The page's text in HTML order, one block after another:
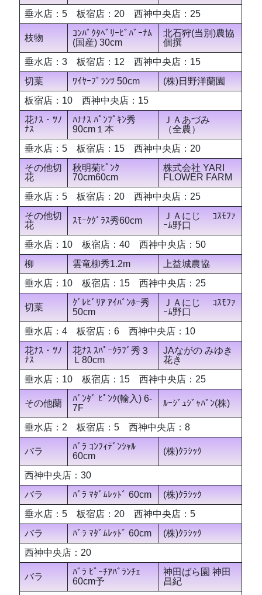
垂水店：5 板宿店：20 西神中央店：25
枝物
ｺﾝﾊﾟｸﾀﾍﾞﾘｰﾋﾞﾊﾞｰﾅﾑ
(国産) 30cm
北石狩(当別)農協
個撰
垂水店：3 板宿店：12 西神中央店：15
切葉
ﾜｲﾔｰﾌﾟﾗﾝﾂ 50cm
(株)日野洋蘭園
板宿店：10 西神中央店：15
花ﾅｽ・ﾂﾉ
ﾅｽ
ﾊﾅﾅｽ ﾊﾟﾝﾌﾟｷﾝ秀
90cm１本
ＪＡあづみ
（全農）
垂水店：5 板宿店：15 西神中央店：20
その他切
花
秋明菊ﾋﾟﾝｸ
70cm60cm
株式会社 YARI
FLOWER FARM
垂水店：5 板宿店：20 西神中央店：25
その他切
花
ｽﾓｰｸｸﾞﾗｽ秀60cm
ＪＡにじ ｺｽﾓﾌｧ
ｰﾑ野口
垂水店：10 板宿店：40 西神中央店：50
柳
雲竜柳秀1.2m
上益城農協
垂水店：10 板宿店：15 西神中央店：25
切葉
ｸﾞﾚﾋﾞﾘｱ ｱｲﾊﾞﾝﾎｰ秀
50cm
ＪＡにじ ｺｽﾓﾌｧ
ｰﾑ野口
垂水店：4 板宿店：6 西神中央店：10
花ﾅｽ・ﾂﾉ
ﾅｽ
花ﾅｽ ｽﾊﾟｰｸﾗﾌﾞ秀３
Ｌ80cm
JAながの みゆき
花き
垂水店：10 板宿店：15 西神中央店：25
その他蘭
ﾊﾞﾝﾀﾞ ﾋﾟﾝｸ(輸入) 6-
7F
ﾙｰｼﾞｭｼﾞｬﾊﾟﾝ(株)
垂水店：2 板宿店：5 西神中央店：8
バラ
ﾊﾞﾗ ｺﾝﾌｨﾃﾞﾝｼｬﾙ
60cm
(株)ｸﾗｼｯｸ
西神中央店：30
バラ
ﾊﾞﾗ ﾏﾀﾞﾑﾚｯﾄﾞ 60cm
(株)ｸﾗｼｯｸ
垂水店：5 板宿店：20 西神中央店：5
バラ
ﾊﾞﾗ ﾏﾀﾞﾑﾚｯﾄﾞ 60cm
(株)ｸﾗｼｯｸ
西神中央店：20
バラ
ﾊﾞﾗ ﾋﾟｰﾁｱﾊﾞﾗﾝﾁｪ
60cm予
神田ばら園 神田
昌紀